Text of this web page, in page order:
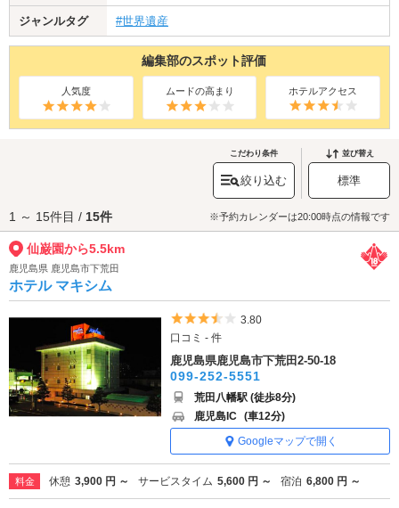
ジャンルタグ #世界遺産
編集部のスポット評価
人気度 ムードの高まり ホテルアクセス
こだわり条件
絞り込む
並び替え
標準
1 ～ 15件目 / 15件 ※予約カレンダーは20:00時点の情報です
仙巌園から5.5km
鹿児島県 鹿児島市下荒田
ホテル マキシム
5つ星のうち3.5
3.80
口コミ - 件
鹿児島県鹿児島市下荒田2-50-18
099-252-5551
荒田八幡駅 (徒歩8分)
鹿児島IC (車12分)
Googleマップで開く
料金 休憩 3,900 円 ～ サービスタイム 5,600 円 ～ 宿泊 6,800 円 ～